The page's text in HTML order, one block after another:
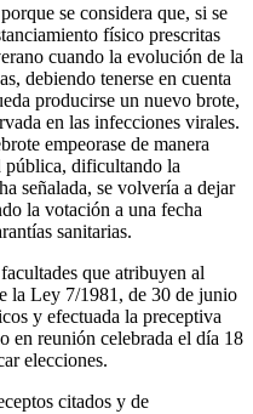
se considera que, si se
físico prescritas
cuando la evolución de la
debiendo tenerse en cuenta
producirse un nuevo brote,
en las infecciones virales.
empeorase de manera
pública, dificultando la
señalada, se volvería a dejar
la votación a una fecha
sanitarias.
que atribuyen al
la Ley 7/1981, de 30 de junio
y efectuada la preceptiva
en reunión celebrada el día 18
elecciones.
citados y de